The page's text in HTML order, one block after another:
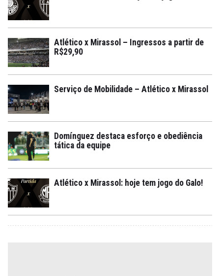
Atlético x Mirassol – Ingressos a partir de
R$29,90
Serviço de Mobilidade – Atlético x Mirassol
Domínguez destaca esforço e obediência
tática da equipe
Atlético x Mirassol: hoje tem jogo do Galo!